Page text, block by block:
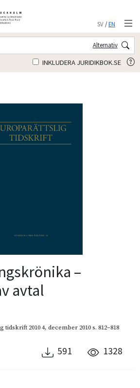
SV/EN
Alternativ
INKLUDERA JURIDIKBOK.SE
–
avtal
tidskrift 2010 4, december 2010s. 812–818
591 1328